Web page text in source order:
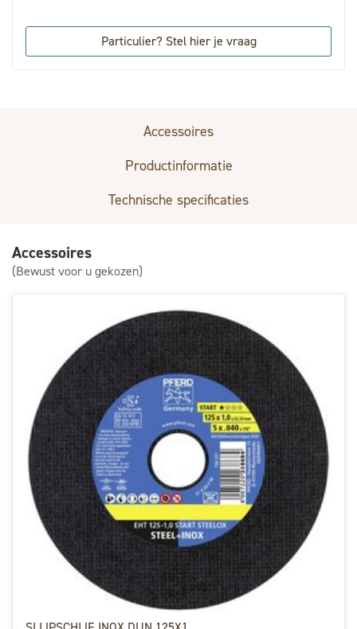
Particulier? Stel hier je vraag
Accessoires
Productinformatie
Technische specificaties
Accessoires
(Bewust voor u gekozen)